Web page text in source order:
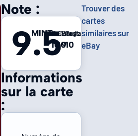
Informations
sur la carte
:
Note :
9.5
MINTCentrage
10
Coins
10
Bords
9
Surface
10
Trouver des
cartes
similaires sur
eBay